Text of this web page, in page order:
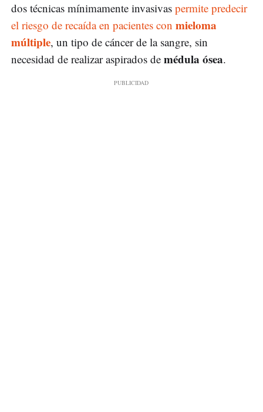
dos técnicas mínimamente invasivas permite predecir
el riesgo de recaída en pacientes con mieloma
múltiple, un tipo de cáncer de la sangre, sin
necesidad de realizar aspirados de médula ósea.